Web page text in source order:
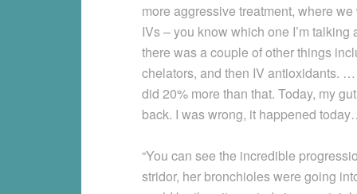
more aggressive treatment, where
IVs – you know which one I’m talking
there was a couple of other things
chelators, and then IV antioxidants.
did 20% more than that. Today, my
back. I was wrong, it happened
“You can see the incredible
stridor, her bronchioles were going